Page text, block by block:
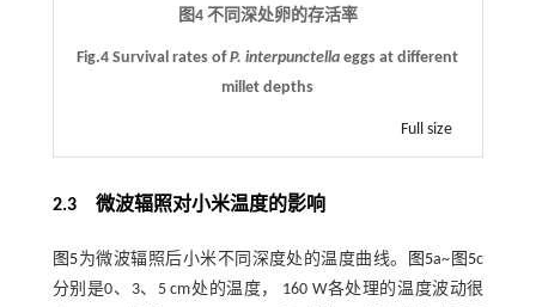
图4 不同深处卵的存活率
Fig.4 Survival rates ofP. interpunctella eggs at different
millet depths
Full size
2.3 微波辐照对小米温度的影响
图5为微波辐照后小米不同深度处的温度曲线。 图5a~ 图5c
分别是0、3、5 cm处的温度， 160 W各处理的温度波动很